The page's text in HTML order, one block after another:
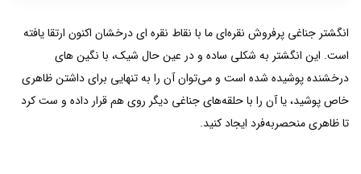
انگشتر جناغی پرفروش نقره‌ای ما با نقاط نقره ای درخشان اکنون ارتقا یافته
است. این انگشتر به شکلی ساده و در عین حال شیک، با نگین های
درخشنده پوشیده شده است و می‌توان آن را به تنهایی برای داشتن ظاهری
خاص پوشید، یا آن را با حلقه‌های جناغی دیگر روی هم قرار داده و ست کرد
تا ظاهری منحصربه‌فرد ایجاد کنید.